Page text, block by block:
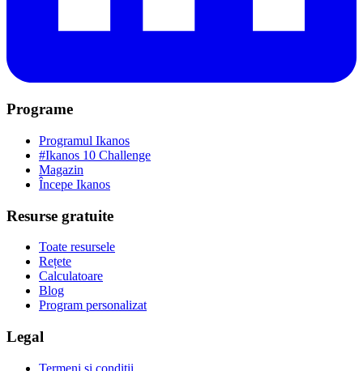
Programe
Programul Ikanos
#Ikanos 10 Challenge
Magazin
Începe Ikanos
Resurse gratuite
Toate resursele
Rețete
Calculatoare
Blog
Program personalizat
Legal
Termeni și condiții